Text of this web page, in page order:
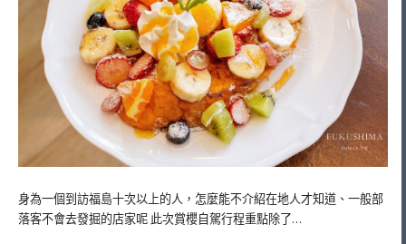
身為一個到訪福島十次以上的人，怎麼能不介紹在地人才知道、一般部
落客不會去發掘的店家呢 此次賞櫻自駕行程重點除了…